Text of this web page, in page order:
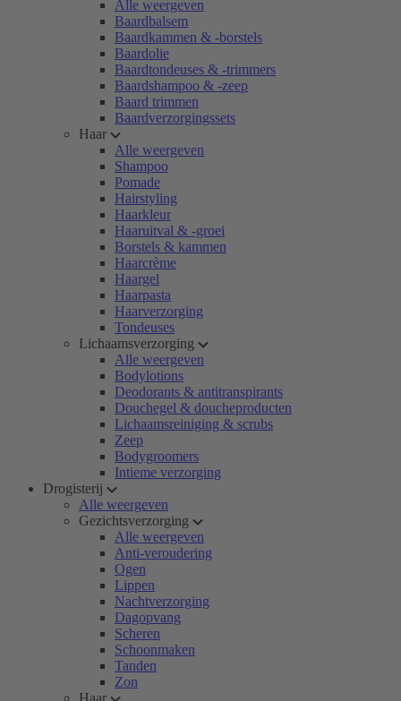
Alle weergeven
Baardbalsem
Baardkammen & -borstels
Baardolie
Baardtondeuses & -trimmers
Baardshampoo & -zeep
Baard trimmen
Baardverzorgingssets
Haar
Alle weergeven
Shampoo
Pomade
Hairstyling
Haarkleur
Haaruitval & -groei
Borstels & kammen
Haarcrème
Haargel
Haarpasta
Haarverzorging
Tondeuses
Lichaamsverzorging
Alle weergeven
Bodylotions
Deodorants & antitranspirants
Douchegel & doucheproducten
Lichaamsreiniging & scrubs
Zeep
Bodygroomers
Intieme verzorging
Drogisterij
Alle weergeven
Gezichtsverzorging
Alle weergeven
Anti-veroudering
Ogen
Lippen
Nachtverzorging
Dagopvang
Scheren
Schoonmaken
Tanden
Zon
Haar